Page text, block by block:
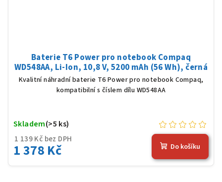
Baterie T6 Power pro notebook Compaq
WD548AA, Li-Ion, 10,8 V, 5200 mAh (56 Wh), černá
Kvalitní náhradní baterie T6 Power pro notebook Compaq,
kompatibilní s číslem dílu WD548AA
1 139 Kč bez DPH
1 378 Kč
Skladem(>5 ks)
Do košíku